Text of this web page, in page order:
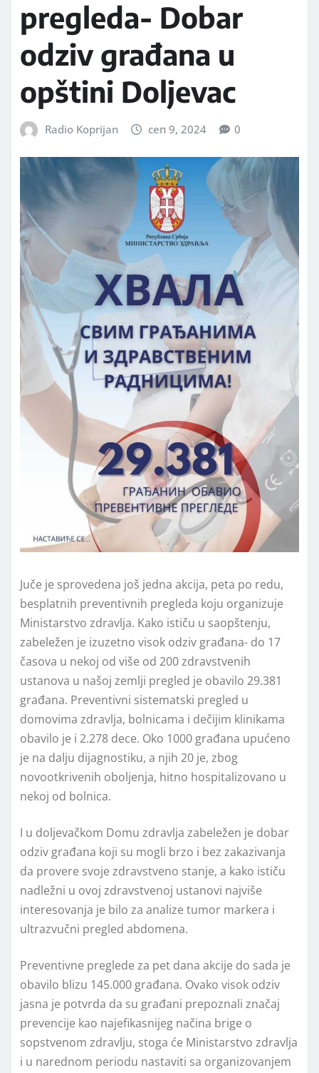
pregleda- Dobar
odziv građana u
opštini Doljevac
Radio Koprijan сеп 9, 2024 0
Juče je sprovedena još jedna akcija, peta po redu,
besplatnih preventivnih pregleda koju organizuje
Ministarstvo zdravlјa. Kako ističu u saopštenju,
zabeležen je izuzetno visok odziv građana- do 17
časova u nekoj od više od 200 zdravstvenih
ustanova u našoj zemlјi pregled je obavilo 29.381
građana. Preventivni sistematski pregled u
domovima zdravlјa, bolnicama i dečijim klinikama
obavilo je i 2.278 dece. Oko 1000 građana upućeno
je na dalјu dijagnostiku, a njih 20 je, zbog
novootkrivenih obolјenja, hitno hospitalizovano u
nekoj od bolnica.
I u doljevačkom Domu zdravlja zabeležen je dobar
odziv građana koji su mogli brzo i bez zakazivanja
da provere svoje zdravstveno stanje, a kako ističu
nadležni u ovoj zdravstvenoj ustanovi najviše
interesovanja je bilo za analize tumor markera i
ultrazvučni pregled abdomena.
Preventivne preglede za pet dana akcije do sada je
obavilo blizu 145.000 građana. Ovako visok odziv
jasna je potvrda da su građani prepoznali značaj
prevencije kao najefikasnijeg načina brige o
sopstvenom zdravlјu, stoga će Ministarstvo zdravlјa
i u narednom periodu nastaviti sa organizovanjem